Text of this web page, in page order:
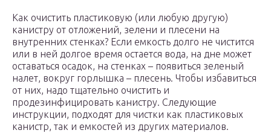
Как очистить пластиковую (или любую другую)
канистру от отложений, зелени и плесени на
внутренних стенках? Если емкость долго не чистится
или в ней долгое время остается вода, на дне может
оставаться осадок, на стенках – появиться зеленый
налет, вокруг горлышка – плесень. Чтобы избавиться
от них, надо тщательно очистить и
продезинфицировать канистру. Следующие
инструкции, подходят для чистки как пластиковых
канистр, так и емкостей из других материалов.